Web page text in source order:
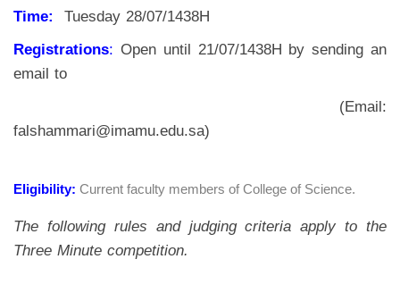
Time: Tuesday 28/07/1438H
Registrations: Open until 21/07/1438H by sending an
email to
(Email:
falshammari@imamu.edu.sa)
Eligibility: Current faculty members of College of Science.
The following rules and judging criteria apply to the
Three Minute competition.